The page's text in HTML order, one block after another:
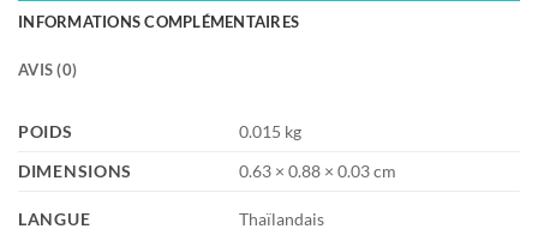
INFORMATIONS COMPLÉMENTAIRES
AVIS (0)
POIDS
0.015 kg
DIMENSIONS
0.63 × 0.88 × 0.03 cm
LANGUE Thaïlandais